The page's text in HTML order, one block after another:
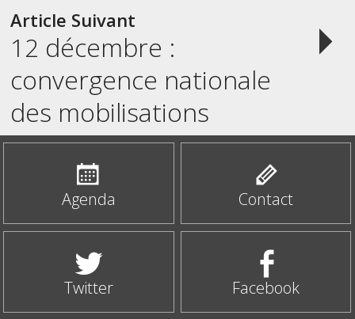
Article Suivant
12 décembre :
convergence nationale
des mobilisations
Agenda Contact
Twitter Facebook